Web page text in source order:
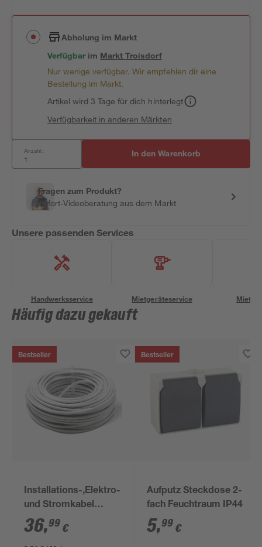
Abholung im Markt
Verfügbar im MarktTroisdorf
Nur wenige verfügbar. Wir empfehlen dir eine
Bestellung im Markt.
Artikel wird 3 Tage für dich hinterlegt
Verfügbarkeit in anderen Märkten
Anzahl: In den Warenkorb
Fragen zum Produkt?
Sofort-Videoberatung aus dem Markt
Unsere passenden Services
Handwerksservice Mietgeräteservice
Häufig dazu gekauft
Bestseller
Installations-,Elektro-
und Stromkabel
NYM-J 3x1,5mm² 50
m
36,99 €
Bestseller
Aufputz Steckdose 2-
fach Feuchtraum IP44
5,99 €